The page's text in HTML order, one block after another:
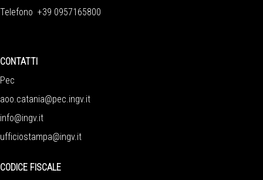
Telefono +39 0957165800
CONTATTI
Pec
aoo.catania@pec.ingv.it
info@ingv.it
ufficiostampa@ingv.it
CODICE FISCALE